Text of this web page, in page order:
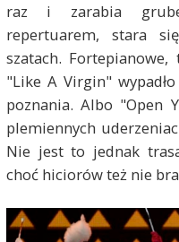
raz i zarabia
repertuarem, stara
szatach.
"Like A Virgin"
poznania. Albo "Open
plemiennych
Nie jest to jednak
choć hiciorów też nie